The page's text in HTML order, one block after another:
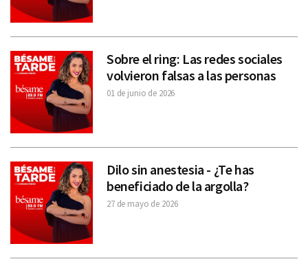
Sobre el ring: Las redes sociales
volvieron falsas a las personas
01 de junio de 2026
Dilo sin anestesia - ¿Te has
beneficiado de la argolla?
27 de mayo de 2026